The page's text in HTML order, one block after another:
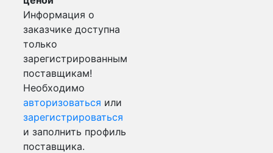
Информация о
заказчике доступна
только
зарегистрированным
поставщикам!
Необходимо
авторизоваться или
зарегистрироваться
и заполнить профиль
поставщика.